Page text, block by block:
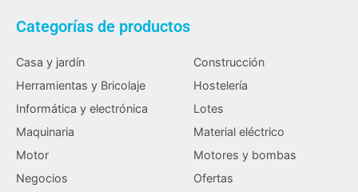
Categorías de productos
Casa y jardín
Construcción
Herramientas y Bricolaje
Hostelería
Informática y electrónica
Lotes
Maquinaria
Material eléctrico
Motor
Motores y bombas
Negocios
Ofertas